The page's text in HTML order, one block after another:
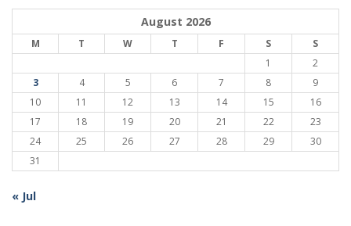
August 2026
M T W T F S
S
1
2
3
4 5 6 7 8
9
10
11 12 13 14 15
16
17
18 19 20 21 22
23
24
25 26 27 28 29
30
31
« Jul